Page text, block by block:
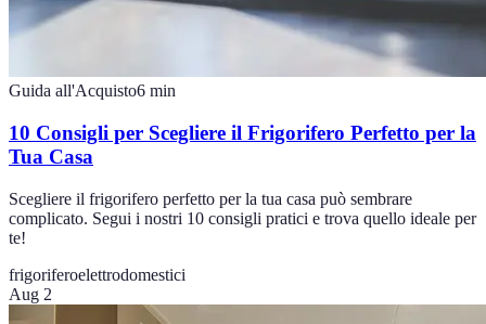
Guida all'Acquisto6 min
10 Consigli per Scegliere il Frigorifero Perfetto per la
Tua Casa
Scegliere il frigorifero perfetto per la tua casa può sembrare
complicato. Segui i nostri 10 consigli pratici e trova quello ideale per
te!
frigoriferoelettrodomestici
Aug 2